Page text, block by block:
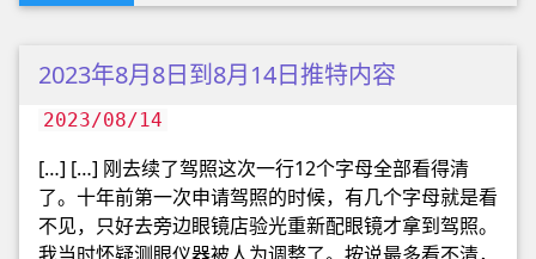
2023年8月8日到8月14日推特内容
2023/08/14
[…] […] 刚去续了驾照这次一行12个字母全部看得清
了。十年前第一次申请驾照的时候，有几个字母就是看
不见，只好去旁边眼镜店验光重新配眼镜才拿到驾照。